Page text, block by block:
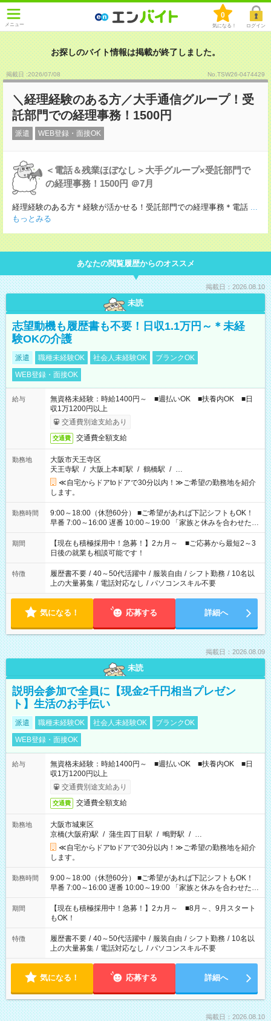
メニュー
0
気になる！ ログイン
お探しのバイト情報は掲載が終了しました。
掲載日 :2026/07/08 No.TSW26-0474429
＼経理経験のある方／大手通信グループ！受
託部門での経理事務！1500円
派遣 WEB登録・面接OK
＜電話＆残業ほぼなし＞大手グループ×受託部門で
の経理事務！1500円 ＠7月
経理経験のある方＊経験が活かせる！受託部門での経理事務＊電話 ...
もっとみる
あなたの閲覧履歴からのオススメ
掲載日：2026.08.10
未読
志望動機も履歴書も不要！日収1.1万円～＊未経
験OKの介護
派遣 職種未経験OK 社会人未経験OK
ブランクOK
WEB登録・面接OK
給与
無資格未経験：時給1400円～ ■週払いOK ■扶養内OK ■日
収1万1200円以上
交通費別途支給あり
交通費 交通費全額支給
勤務地
大阪市天王寺区
天王寺駅 / 大阪上本町駅 / 鶴橋駅 / …
≪自宅からドアtoドアで30分以内！≫ご希望の勤務地を紹介
します。
勤務時間
9:00～18:00（休憩60分） ■ご希望があれば下記シフトもOK！
早番 7:00～16:00 遅番 10:00～19:00 「家族と休みを合わせた
い」 「余裕を持って夕飯の準備がしたい」 「できれば残業はし
たくない」 など、ご希望を教えてくださいね。 ※Wワーク希望
の方へ 今ご覧のお仕事で希望する勤務時間と、もう1つのお仕事
の勤務時間。 合計で週40時間を超える場合は応募できません。
期間
【現在も積極採用中！急募！】2カ月～ ■ご応募から最短2～3
日後の就業も相談可能です！
特徴 履歴書不要 / 40～50代活躍中 / 服装自由 / シフト勤務 / 10名以
上の大量募集 / 電話対応なし / パソコンスキル不要
気になる！ 応募する 詳細へ
掲載日：2026.08.09
未読
説明会参加で全員に【現金2千円相当プレゼン
ト】生活のお手伝い
派遣 職種未経験OK 社会人未経験OK
ブランクOK
WEB登録・面接OK
給与
無資格未経験：時給1400円～ ■週払いOK ■扶養内OK ■日
収1万1200円以上
交通費別途支給あり
交通費 交通費全額支給
勤務地
大阪市城東区
京橋(大阪府)駅 / 蒲生四丁目駅 / 鴫野駅 / …
≪自宅からドアtoドアで30分以内！≫ご希望の勤務地を紹介
します。
勤務時間
9:00～18:00（休憩60分） ■ご希望があれば下記シフトもOK！
早番 7:00～16:00 遅番 10:00～19:00 「家族と休みを合わせた
い」 「余裕を持って夕飯の準備がしたい」 「できれば残業はし
たくない」 など、ご希望を教えてくださいね。 ※Wワーク希望
の方へ 今ご覧のお仕事で希望する勤務時間と、もう1つのお仕事
の勤務時間。 合計で週40時間を超える場合は応募できません。
期間
【現在も積極採用中！急募！】2カ月～ ■8月～、9月スタート
もOK！
特徴 履歴書不要 / 40～50代活躍中 / 服装自由 / シフト勤務 / 10名以
上の大量募集 / 電話対応なし / パソコンスキル不要
気になる！ 応募する 詳細へ
掲載日：2026.08.10